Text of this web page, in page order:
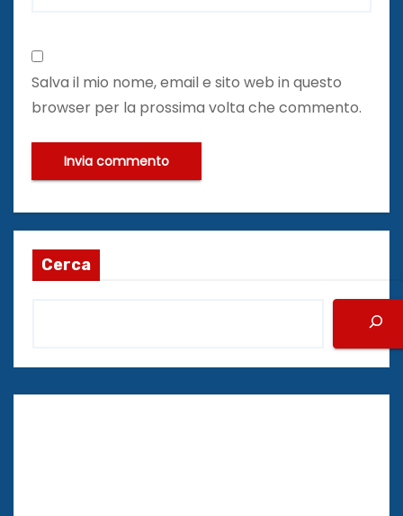
Salva il mio nome, email e sito web in questo
browser per la prossima volta che commento.
Cerca